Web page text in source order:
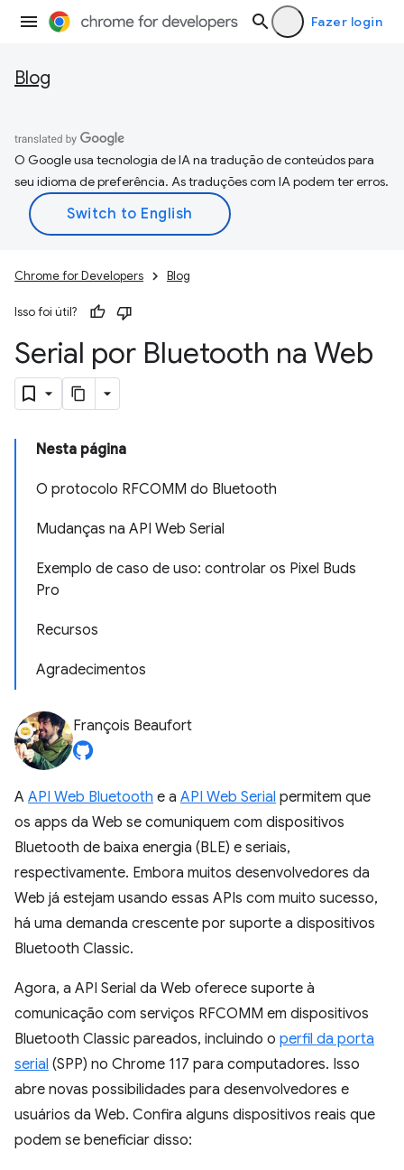
Fazer login
Blog
O Google usa tecnologia de IA na tradução de conteúdos para
seu idioma de preferência. As traduções com IA podem ter erros.
Chrome for Developers Blog
Isso foi útil?
Serial por Bluetooth na Web
Nesta página
O protocolo RFCOMM do Bluetooth
Mudanças na API Web Serial
Exemplo de caso de uso: controlar os Pixel Buds
Pro
Recursos
Agradecimentos
François Beaufort
A API Web Bluetooth e a API Web Serial permitem que
os apps da Web se comuniquem com dispositivos
Bluetooth de baixa energia (BLE) e seriais,
respectivamente. Embora muitos desenvolvedores da
Web já estejam usando essas APIs com muito sucesso,
há uma demanda crescente por suporte a dispositivos
Bluetooth Classic.
Agora, a API Serial da Web oferece suporte à
comunicação com serviços RFCOMM em dispositivos
Bluetooth Classic pareados, incluindo o perfil da porta
serial (SPP) no Chrome 117 para computadores. Isso
abre novas possibilidades para desenvolvedores e
usuários da Web. Confira alguns dispositivos reais que
podem se beneficiar disso: